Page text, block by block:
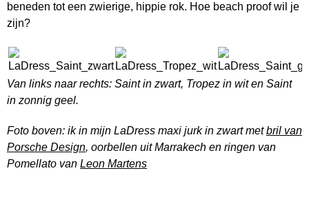
beneden tot een zwierige, hippie rok. Hoe beach proof wil je
zijn?
Van links naar rechts: Saint in zwart, Tropez in wit en Saint
in zonnig geel.
Foto boven: ik in mijn LaDress maxi jurk in zwart metbril van
Porsche Design, oorbellen uit Marrakech en ringen van
Pomellato van Leon Martens